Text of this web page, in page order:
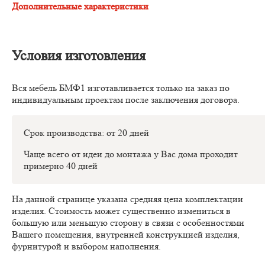
Дополнительные характеристики
Условия изготовления
Вся мебель БМФ1 изготавливается только на заказ по
индивидуальным проектам после заключения договора.
Срок производства: от 20 дней
Чаще всего от идеи до монтажа у Вас дома проходит
примерно 40 дней
На данной странице указана средняя цена комплектации
изделия. Стоимость может существенно измениться в
большую или меньшую сторону в связи с особенностями
Вашего помещения, внутренней конструкцией изделия,
фурнитурой и выбором наполнения.